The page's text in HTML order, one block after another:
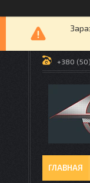
+380
ГЛАВНАЯ